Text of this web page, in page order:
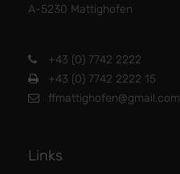
A-5230 Mattighofen
+43 (0) 7742 2222
+43 (0) 7742 2222 15
ffmattighofen@gmail.com
Links